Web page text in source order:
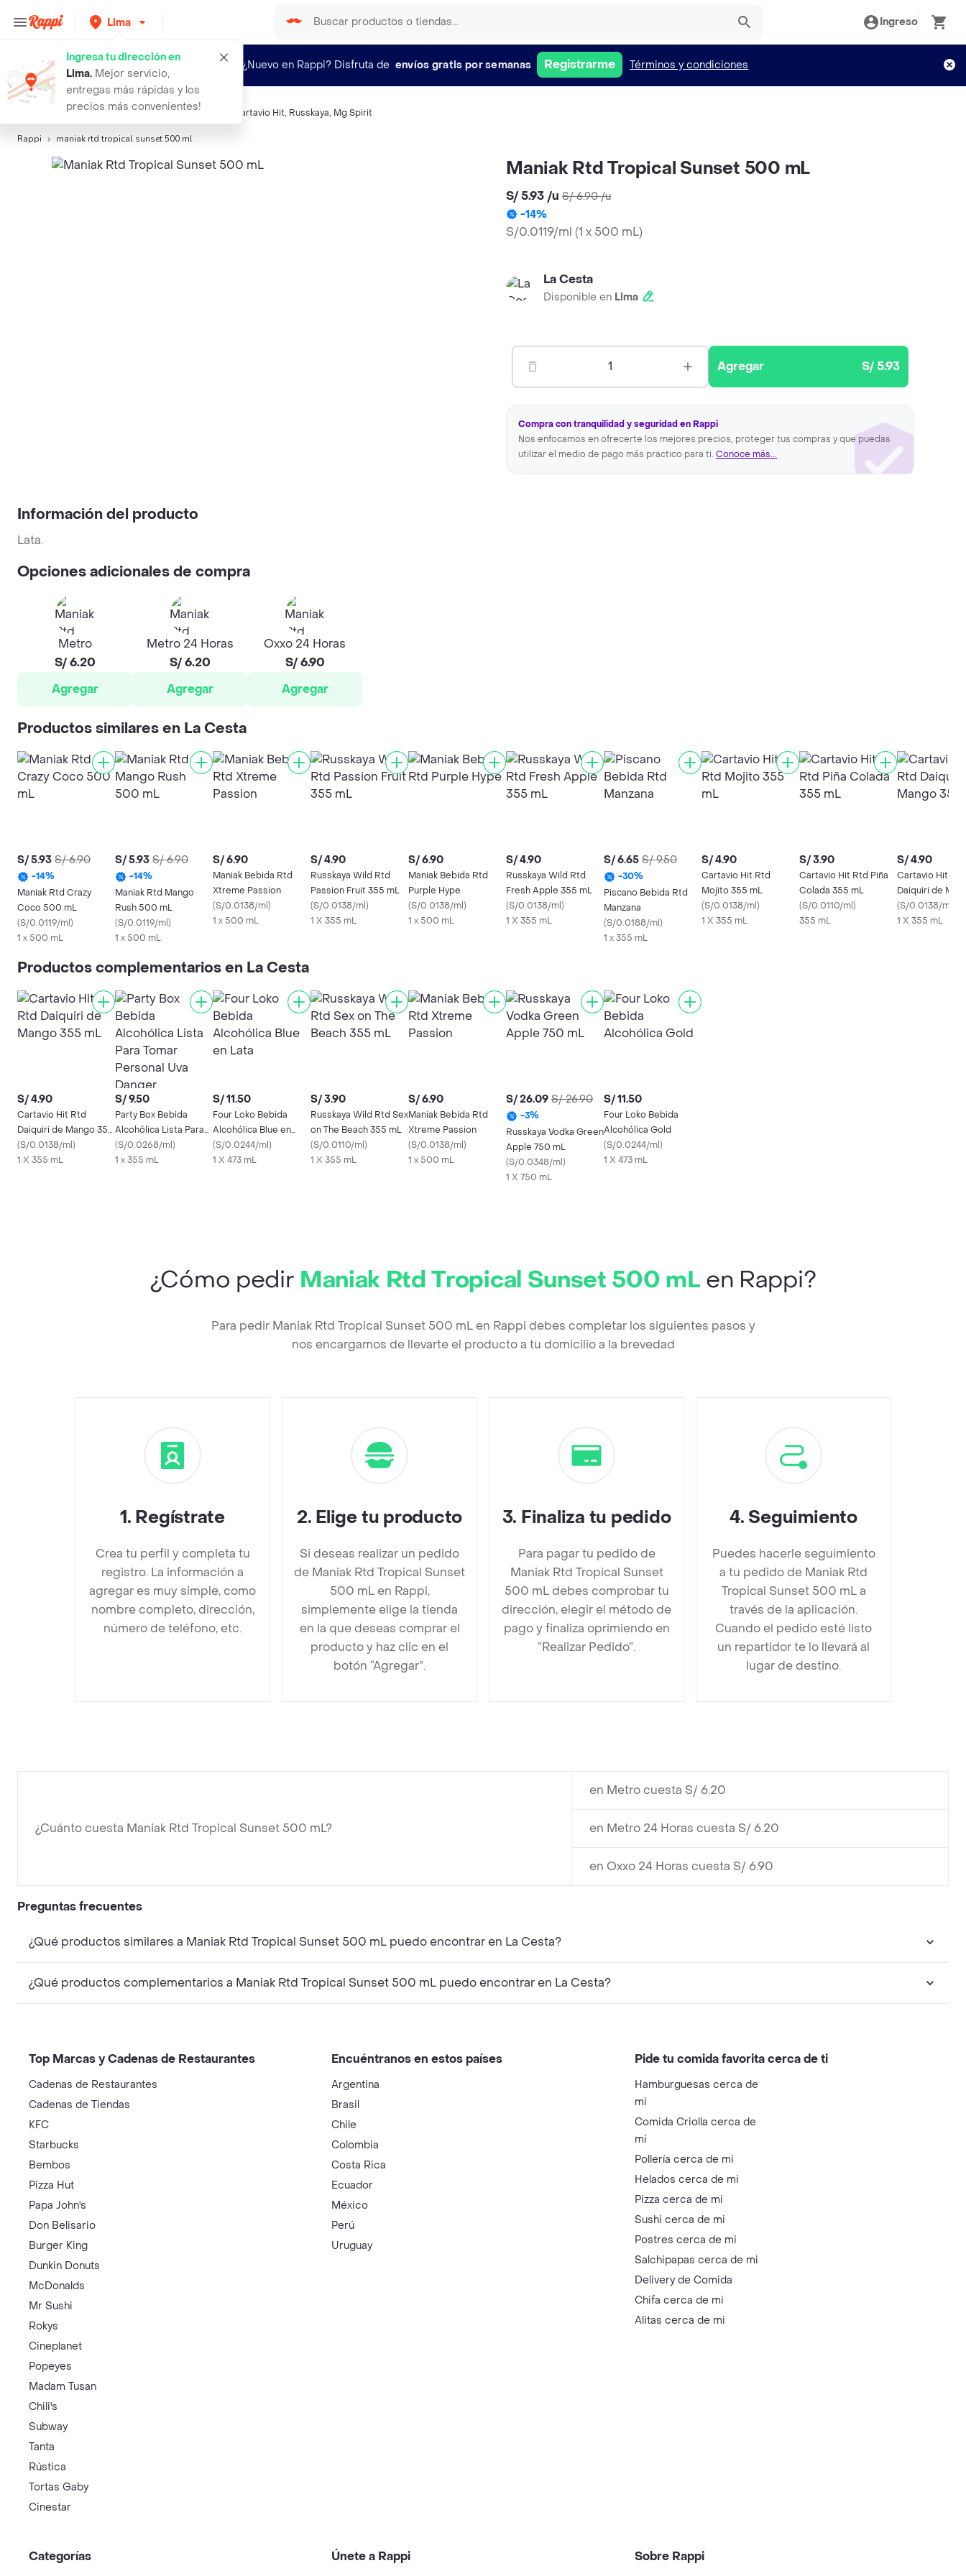
Lima
Ingresa tu dirección en
Lima. Mejor servicio,
entregas más rápidas y los
precios más convenientes!
Ingreso
¿Nuevo en Rappi? Disfruta de envíos gratis por semanas Registrarme Términos y condiciones
Búsquedas relacionadas: Coolers,Russkaya Wild Cartavio Hit, Russkaya, Mg Spirit
Rappi maniak rtd tropical sunset 500 ml
Maniak Rtd Tropical Sunset 500 mL
S/ 5.93 /u S/ 6.90/u
-14%
S/0.0119/ml (1 x 500 mL)
La Cesta
Disponible en Lima
1 Agregar S/ 5.93
Compra con tranquilidad y seguridad en Rappi
Nos enfocamos en ofrecerte los mejores precios, proteger tus compras y que puedas
utilizar el medio de pago más practico para ti. Conoce más...
Información del producto
Lata.
Opciones adicionales de compra
Metro
S/ 6.20
Agregar
Metro 24 Horas
S/ 6.20
Agregar
Oxxo 24 Horas
S/ 6.90
Agregar
Productos similares en La Cesta
S/ 5.93 S/ 6.90
-14%
Maniak Rtd Crazy
Coco 500 mL
(S/0.0119/ml)
1 x 500 mL
S/ 5.93 S/ 6.90
-14%
Maniak Rtd Mango
Rush 500 mL
(S/0.0119/ml)
1 x 500 mL
S/ 6.90
Maniak Bebida Rtd
Xtreme Passion
(S/0.0138/ml)
1 x 500 mL
S/ 4.90
Russkaya Wild Rtd
Passion Fruit 355 mL
(S/0.0138/ml)
1 X 355 mL
S/ 6.90
Maniak Bebida Rtd
Purple Hype
(S/0.0138/ml)
1 x 500 mL
S/ 4.90
Russkaya Wild Rtd
Fresh Apple 355 mL
(S/0.0138/ml)
1 X 355 mL
S/ 6.65 S/ 9.50
-30%
Piscano Bebida Rtd
Manzana
(S/0.0188/ml)
1 x 355 mL
S/ 4.90
Cartavio Hit Rtd
Mojito 355 mL
(S/0.0138/ml)
1 X 355 mL
S/ 3.90
Cartavio Hit Rtd Piña
Colada 355 mL
(S/0.0110/ml)
355 mL
S/ 4.90
Cartavio Hit Rtd
Daiquiri de
mL
(S/0.0138/ml
1 X 355 mL
Productos complementarios en La Cesta
S/ 4.90
Cartavio Hit Rtd
Daiquiri de Mango 355
mL
(S/0.0138/ml)
1 X 355 mL
S/ 9.50
Party Box Bebida
Alcohólica Lista Para
Tomar Personal Uva
Danger
(S/0.0268/ml)
1 x 355 mL
S/ 11.50
Four Loko Bebida
Alcohólica Blue en
Lata
(S/0.0244/ml)
1 X 473 mL
S/ 3.90
Russkaya Wild Rtd Sex
on The Beach 355 mL
(S/0.0110/ml)
1 X 355 mL
S/ 6.90
Maniak Bebida Rtd
Xtreme Passion
(S/0.0138/ml)
1 x 500 mL
S/ 26.09 S/ 26.90
-3%
Russkaya Vodka Green
Apple 750 mL
(S/0.0348/ml)
1 X 750 mL
S/ 11.50
Four Loko Bebida
Alcohólica Gold
(S/0.0244/ml)
1 X 473 mL
¿Cómo pedir Maniak Rtd Tropical Sunset 500 mL en Rappi?
Para pedir Maniak Rtd Tropical Sunset 500 mL en Rappi debes completar los siguientes pasos y
nos encargamos de llevarte el producto a tu domicilio a la brevedad
1. Regístrate
Crea tu perfil y completa tu
registro. La información a
agregar es muy simple, como
nombre completo, dirección,
número de teléfono, etc.
2. Elige tu producto
Si deseas realizar un pedido
de Maniak Rtd Tropical Sunset
500 mL en Rappi,
simplemente elige la tienda
en la que deseas comprar el
producto y haz clic en el
botón “Agregar”.
3. Finaliza tu pedido
Para pagar tu pedido de
Maniak Rtd Tropical Sunset
500 mL debes comprobar tu
dirección, elegir el método de
pago y finaliza oprimiendo en
“Realizar Pedido”.
4. Seguimiento
Puedes hacerle seguimiento
a tu pedido de Maniak Rtd
Tropical Sunset 500 mL a
través de la aplicación.
Cuando el pedido esté listo
un repartidor te lo llevará al
lugar de destino.
¿Cuánto cuesta Maniak Rtd Tropical Sunset 500 mL?
en Metro cuesta S/ 6.20
en Metro 24 Horas cuesta S/ 6.20
en Oxxo 24 Horas cuesta S/ 6.90
Preguntas frecuentes
¿Qué productos similares a Maniak Rtd Tropical Sunset 500 mL puedo encontrar en La Cesta?
¿Qué productos complementarios a Maniak Rtd Tropical Sunset 500 mL puedo encontrar en La Cesta?
Top Marcas y Cadenas de Restaurantes
Cadenas de Restaurantes
Cadenas de Tiendas
KFC
Starbucks
Bembos
Pizza Hut
Papa John's
Don Belisario
Burger King
Dunkin Donuts
McDonalds
Mr Sushi
Rokys
Cineplanet
Popeyes
Madam Tusan
Chili's
Subway
Tanta
Rústica
Tortas Gaby
Cinestar
Encuéntranos en estos países
Argentina
Brasil
Chile
Colombia
Costa Rica
Ecuador
México
Perú
Uruguay
Pide tu comida favorita cerca de ti
Hamburguesas cerca de
mi
Comida Criolla cerca de
mi
Pollería cerca de mi
Helados cerca de mi
Pizza cerca de mi
Sushi cerca de mi
Postres cerca de mi
Salchipapas cerca de mi
Delivery de Comida
Chifa cerca de mi
Alitas cerca de mi
Categorías Únete a Rappi Sobre Rappi